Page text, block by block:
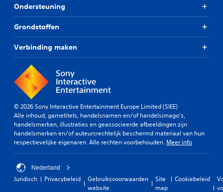
Ondersteuning
Grondstoffen
Verbinding maken
© 2026 Sony Interactive Entertainment Europe Limited (SIEE)
Alle inhoud, gametitels, handelsnamen en/of handelsimago's,
handelsmerken, illustraties en geassocieerde afbeeldingen zijn
handelsmerken en/of auteursrechtelijk beschermd materiaal van hun
respectievelijke eigenaren. Alle rechten voorbehouden. Meer info
Nederland
Juridisch Privacybeleid
Gebruiksvoorwaarden
website
Site
map
Cookiebeleid